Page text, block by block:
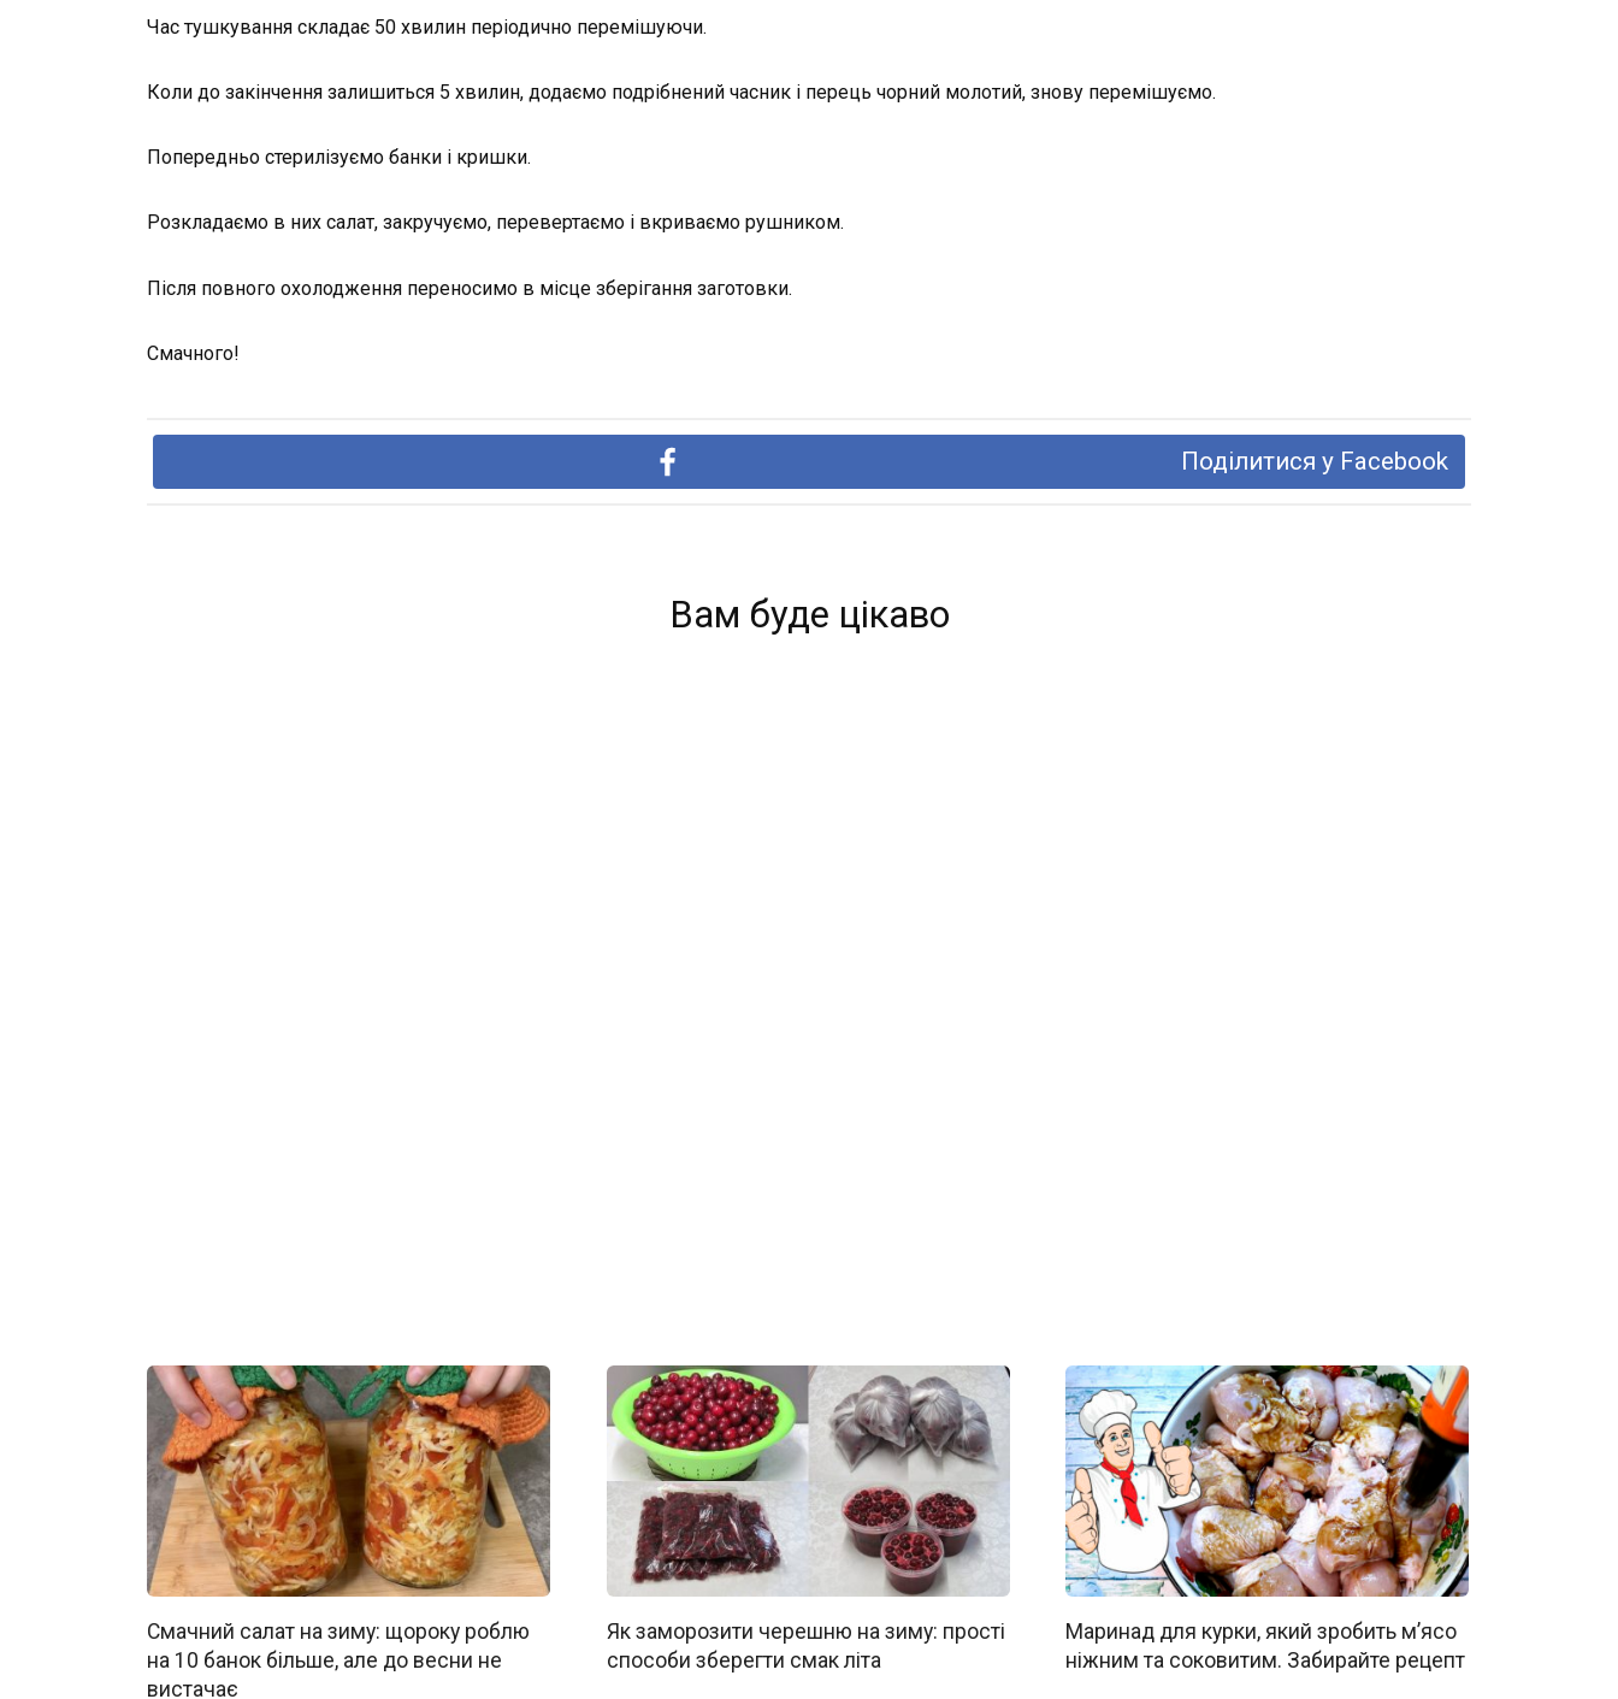
Час тушкування складає 50 хвилин періодично перемішуючи.
Коли до закінчення залишиться 5 хвилин, додаємо подрібнений часник і перець чорний молотий, знову перемішуємо.
Попередньо стерилізуємо банки і кришки.
Розкладаємо в них салат, закручуємо, перевертаємо і вкриваємо рушником.
Після повного охолодження переносимо в місце зберігання заготовки.
Смачного!
Поділитися у Facebook
Вам буде цікаво
Смачний салат на зиму: щороку роблю
на 10 банок більше, але до весни не
вистачає
Як заморозити черешню на зиму: прості
способи зберегти смак літа
Маринад для курки, який зробить м’ясо
ніжним та соковитим. Забирайте рецепт